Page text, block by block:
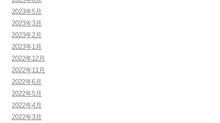
2023年5月
2023年3月
2023年2月
2023年1月
2022年12月
2022年11月
2022年6月
2022年5月
2022年4月
2022年3月